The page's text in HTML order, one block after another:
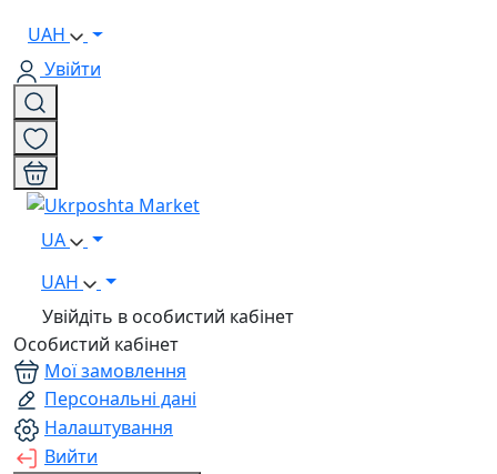
UAH
Увійти
UA
UAH
Увійдіть в особистий кабінет
Особистий кабінет
Мої замовлення
Персональні дані
Налаштування
Вийти